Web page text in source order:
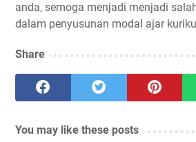
anda, semoga menjadi menjadi
dalam penyusunan modal ajar
Share
You may like these posts